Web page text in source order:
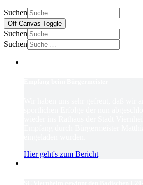
Suchen
Off-Canvas Toggle
Suchen
Suchen
Hier geht's zum Bericht